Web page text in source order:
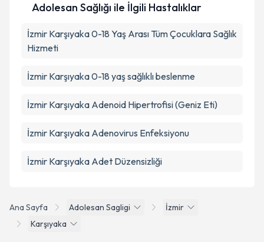
Ana Sayfa Adolesan Sagligi
İzmir
Karşıyaka
Adolesan Sağlığı ile İlgili Hastalıklar
İzmir Karşıyaka 0-18 Yaş Arası Tüm Çocuklara Sağlık
Hizmeti
İzmir Karşıyaka 0-18 yaş sağlıklı beslenme
İzmir Karşıyaka Adenoid Hipertrofisi (Geniz Eti)
İzmir Karşıyaka Adenovirus Enfeksiyonu
İzmir Karşıyaka Adet Düzensizliği